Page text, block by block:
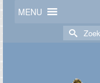
MENU
Zoek
naar: